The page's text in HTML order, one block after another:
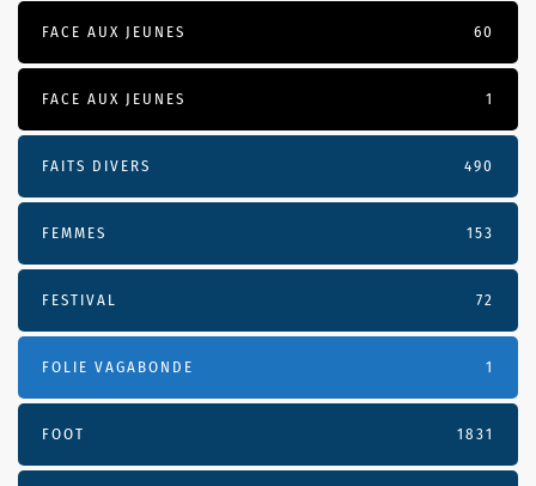
FACE AUX JEUNES 60
FACE AUX JEUNES 1
FAITS DIVERS 490
FEMMES 153
FESTIVAL 72
FOLIE VAGABONDE 1
FOOT 1831